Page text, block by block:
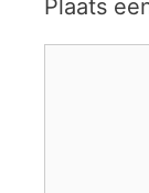
Plaats